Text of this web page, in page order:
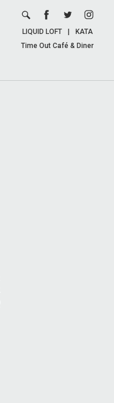
LIQUID LOFT
KATA
Time Out Café & Diner